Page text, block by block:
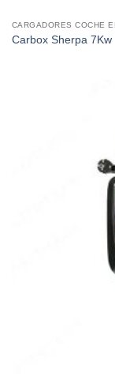
CARGADORES COCHE
Carbox Sherpa 7Kw